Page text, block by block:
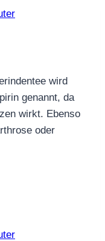
wird
genannt, da
wirkt. Ebenso
oder